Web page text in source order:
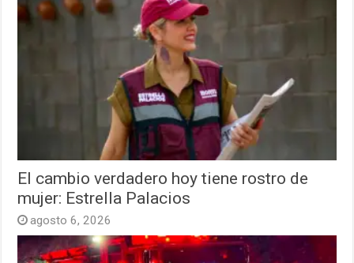
El cambio verdadero hoy tiene rostro de
mujer: Estrella Palacios
agosto 6, 2026